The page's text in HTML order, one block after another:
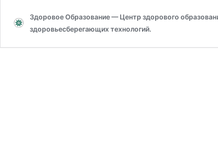
Здоровое Образование — Центр здорового
здоровьесберегающих технологий.